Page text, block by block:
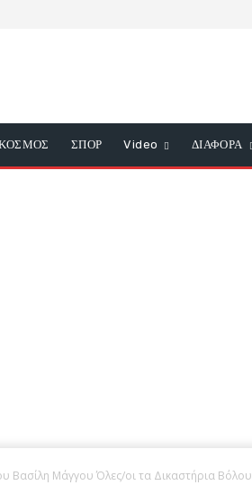
ΣΠΟΡ Video ΔΙΑΦΟΡΑ
Βασίλη Μάγγου Όλες/οι τα Δικαστήρια Βόλου